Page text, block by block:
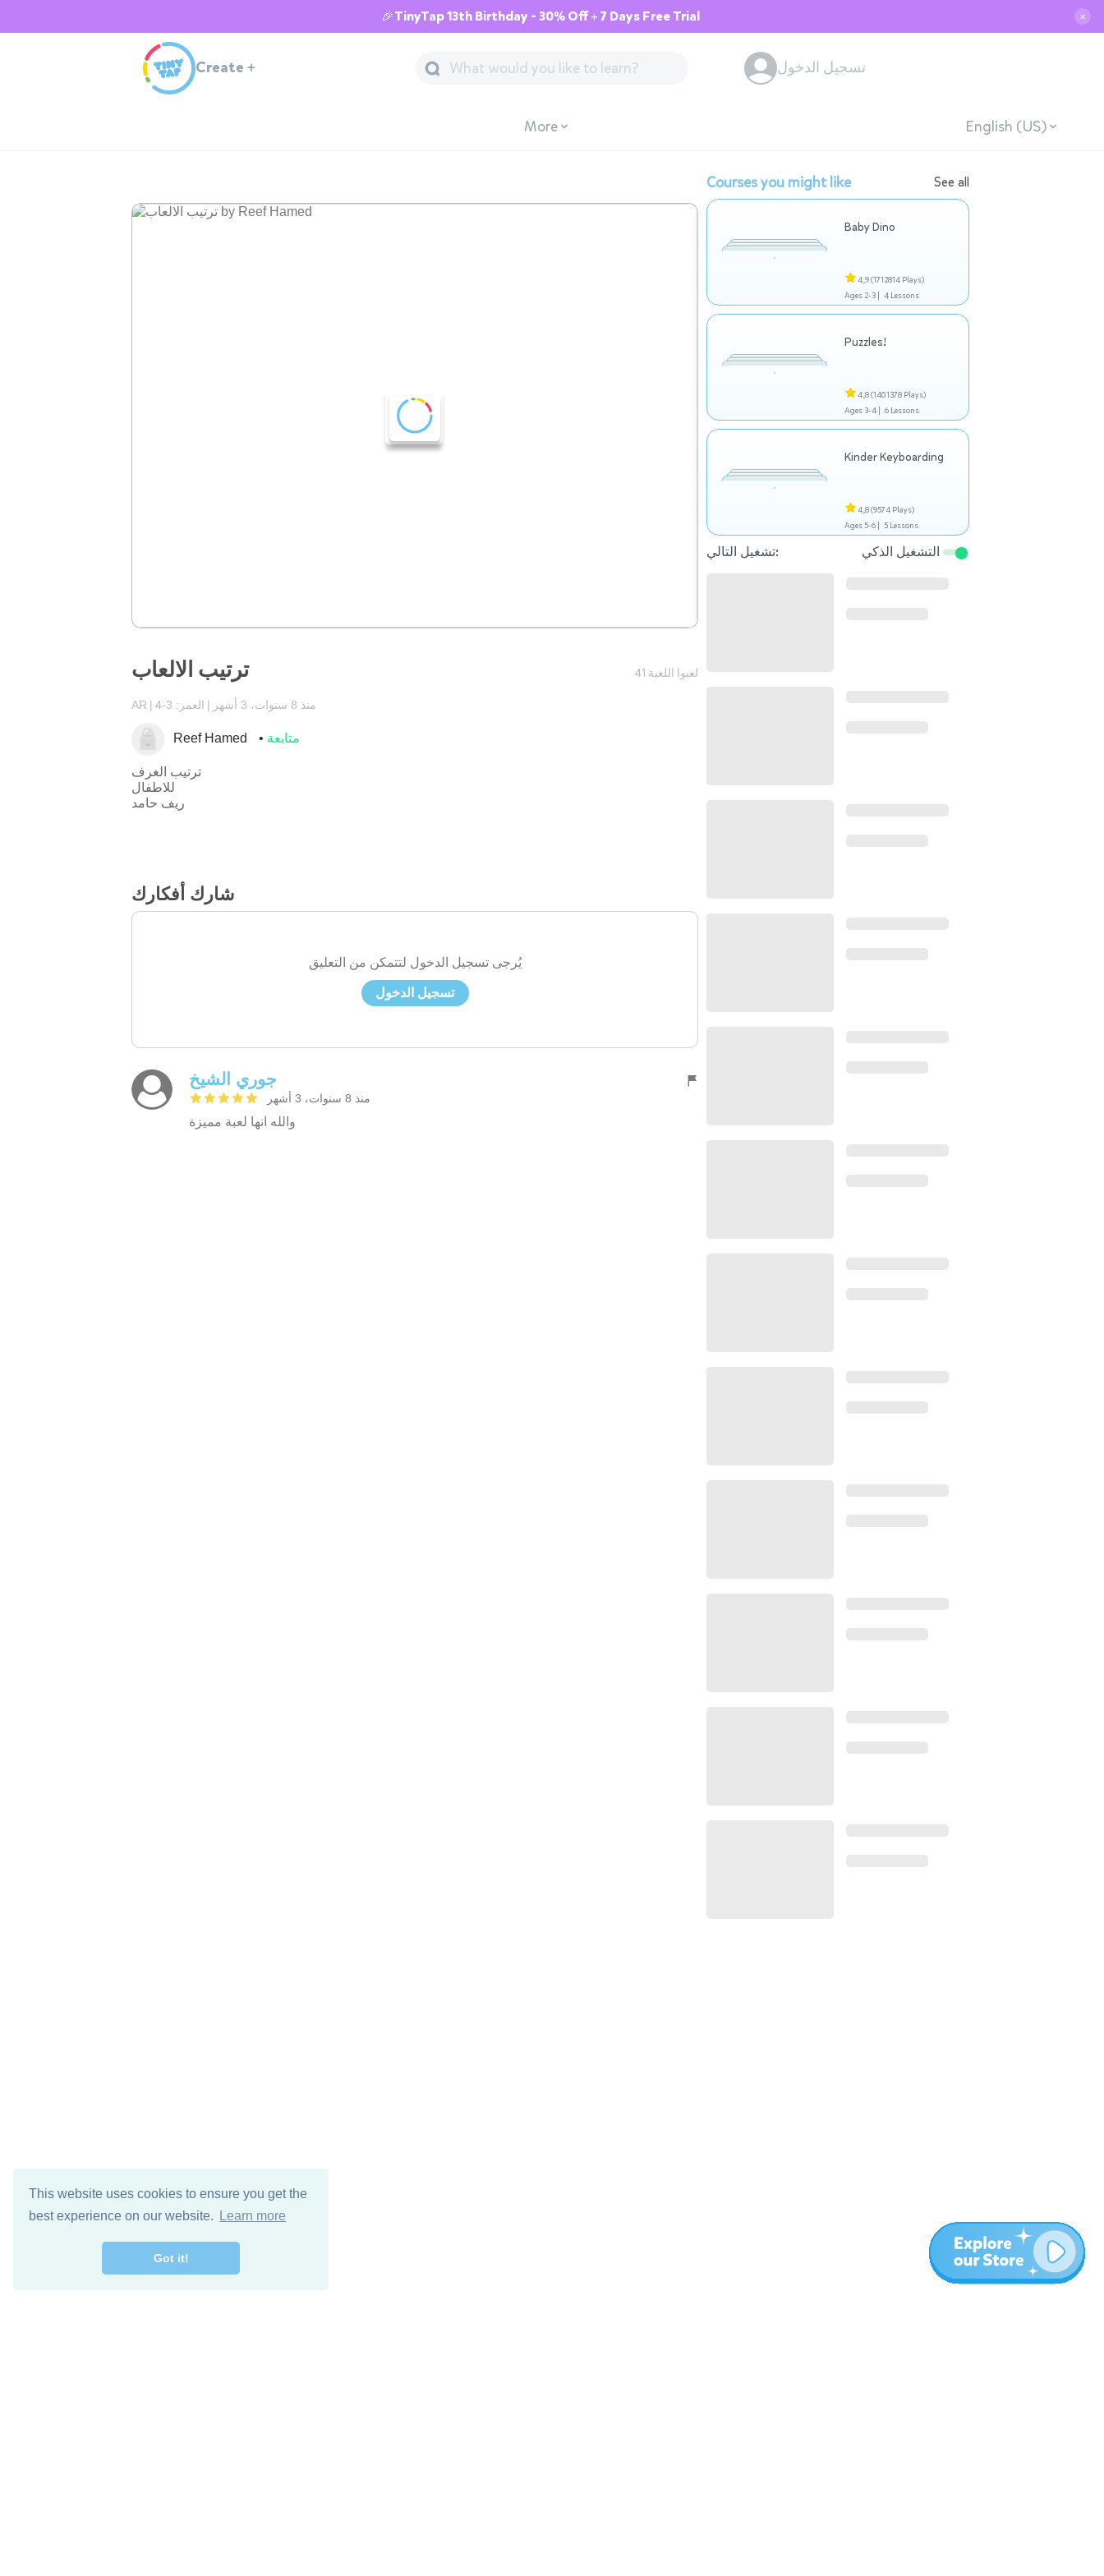
This website uses cookies to ensure you get the
best experience on our website.
Learn more
Got it!
🎉TinyTap 13th Birthday - 30% Off + 7 Days Free Trial ✕
Create + تسجيل الدخول
More English (US)
ترتيب الالعاب 41 لعبوا اللعبة
AR العمر: 3-4 منذ 8 سنوات، 3 أشهر
Reef Hamed متابعة
ترتيب الغرف
للاطفال
ريف حامد
شارك أفكارك
يُرجى تسجيل الدخول لتتمكن من التعليق
تسجيل الدخول
جوري الشيخ
منذ 8 سنوات، 3 أشهر
والله انها لعبة مميزة
Courses you might like See all
Baby Dino
4,9(1712814 Plays)
Ages 2-3 | 4 Lessons
Puzzles!
4,8(1401378 Plays)
Ages 3-4 | 6 Lessons
Kinder Keyboarding
4,8(9574 Plays)
Ages 5-6 | 5 Lessons
تشغيل التالي: